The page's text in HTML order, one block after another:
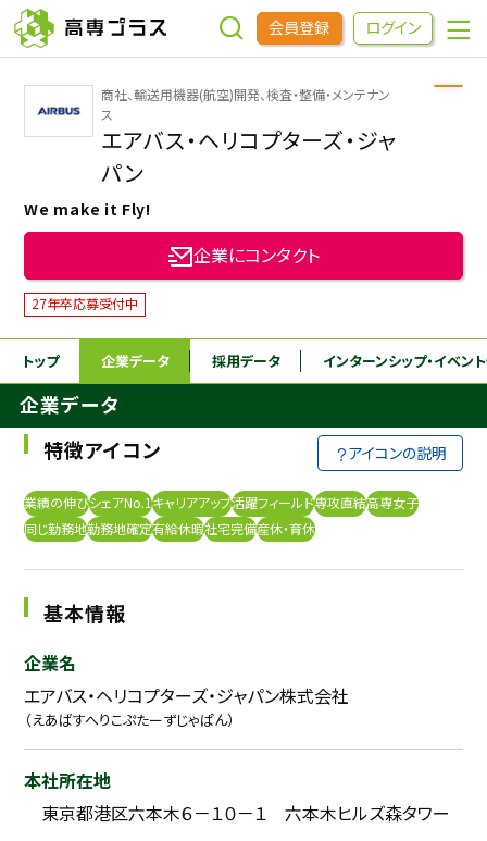
会員登録 ログイン
企業をさがす
進学先をさがす
インターンシップ・イベントをさがす
高専OBOGをさがす
高専プラスセミナー
高専生コミュニティ
めもらす
本科5年生・専攻科2年生向け 採用継続中の企業特集
商社、輸送用機器(航空)開発、検査・整備・メンテナン
ス
エアバス・ヘリコプターズ・ジャ
パン
We make it Fly!
企業にコンタクト
27年卒応募受付中
トップ 企業データ 採用データ インターンシップ・イベン
企業データ
特徴アイコン
アイコンの説明
業績の伸びシェアNo.1キャリアアップ活躍フィールド専攻直結高専女子
同じ勤務地勤務地確定有給休暇社宅完備産休・育休
基本情報
企業名
エアバス・ヘリコプターズ・ジャパン株式会社
（えあばすへりこぷたーずじゃぱん）
本社所在地
東京都港区六本木６－１０－１ 六本木ヒルズ森タワー